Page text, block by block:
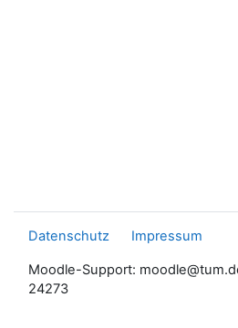
Datenschutz Impressum
Moodle-Support:
24273